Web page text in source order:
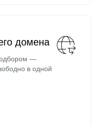
домена
—
в одной